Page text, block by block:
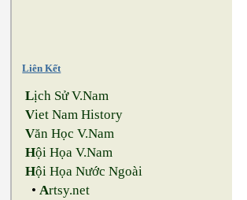
Liên Kết
Lịch Sử V.Nam
Viet Nam History
Văn Học V.Nam
Hội Họa V.Nam
Hội Họa Nước Ngoài
•Artsy.net